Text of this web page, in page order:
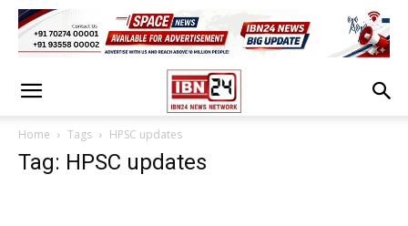
Home Tags HPSC updates
Tag: HPSC updates